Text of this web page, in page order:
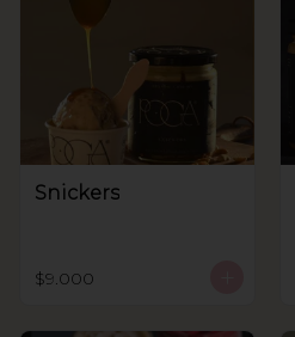
Snickers
$9.000